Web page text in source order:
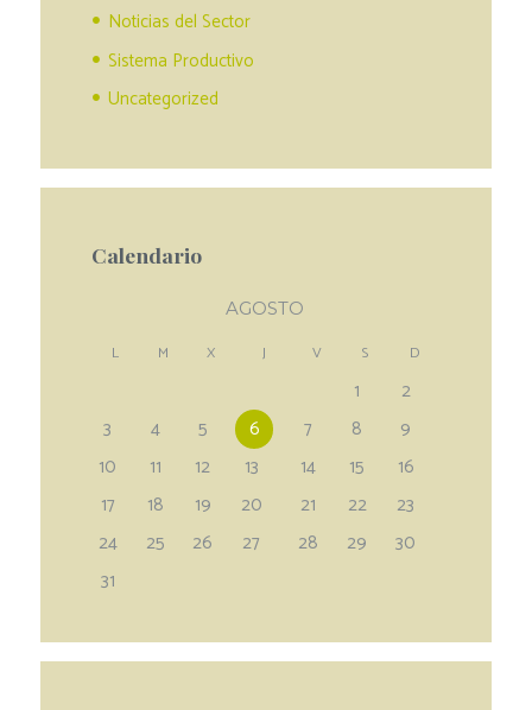
Noticias del Sector
Sistema Productivo
Uncategorized
Calendario
AGOSTO
L M X J V S D
1
2
3
4 5 6 7 8
9
10
11 12 13 14 15
16
17
18 19 20 21 22
23
24
25 26 27 28 29
30
31